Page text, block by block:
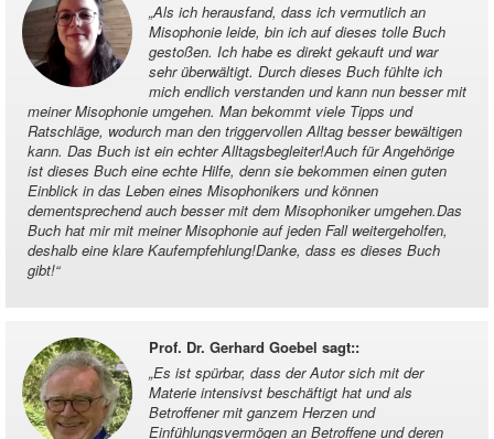
„Als ich herausfand, dass ich vermutlich an
Misophonie leide, bin ich auf dieses tolle Buch
gestoßen. Ich habe es direkt gekauft und war
sehr überwältigt. Durch dieses Buch fühlte ich
mich endlich verstanden und kann nun besser mit
meiner Misophonie umgehen. Man bekommt viele Tipps und
Ratschläge, wodurch man den triggervollen Alltag besser bewältigen
kann. Das Buch ist ein echter Alltagsbegleiter!Auch für Angehörige
ist dieses Buch eine echte Hilfe, denn sie bekommen einen guten
Einblick in das Leben eines Misophonikers und können
dementsprechend auch besser mit dem Misophoniker umgehen.Das
Buch hat mir mit meiner Misophonie auf jeden Fall weitergeholfen,
deshalb eine klare Kaufempfehlung!Danke, dass es dieses Buch
gibt!“
Prof. Dr. Gerhard Goebel sagt::
„Es ist spürbar, dass der Autor sich mit der
Materie intensivst beschäftigt hat und als
Betroffener mit ganzem Herzen und
Einfühlungsvermögen an Betroffene und deren